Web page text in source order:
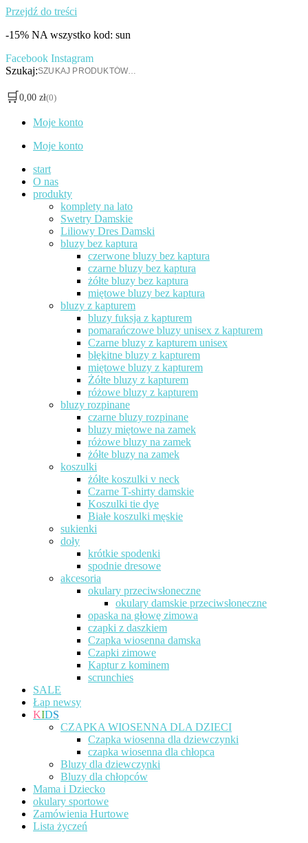
Przejdź do treści
-15% NA wszystko kod: sun
Facebook Instagram
Szukaj:
🛒 0,00 zł(0)
Moje konto
Moje konto
start
O nas
produkty
komplety na lato
Swetry Damskie
Liliowy Dres Damski
bluzy bez kaptura
czerwone bluzy bez kaptura
czarne bluzy bez kaptura
żółte bluzy bez kaptura
miętowe bluzy bez kaptura
bluzy z kapturem
bluzy fuksja z kapturem
pomarańczowe bluzy unisex z kapturem
Czarne bluzy z kapturem unisex
błękitne bluzy z kapturem
miętowe bluzy z kapturem
Żółte bluzy z kapturem
różowe bluzy z kapturem
bluzy rozpinane
czarne bluzy rozpinane
bluzy miętowe na zamek
różowe bluzy na zamek
żółte bluzy na zamek
koszulki
żółte koszulki v neck
Czarne T-shirty damskie
Koszulki tie dye
Białe koszulki męskie
sukienki
doły
krótkie spodenki
spodnie dresowe
akcesoria
okulary przeciwsłoneczne
okulary damskie przeciwsłoneczne
opaska na głowę zimowa
czapki z daszkiem
Czapka wiosenna damska
Czapki zimowe
Kaptur z kominem
scrunchies
SALE
Łap newsy
KIDS
CZAPKA WIOSENNA DLA DZIECI
Czapka wiosenna dla dziewczynki
czapka wiosenna dla chłopca
Bluzy dla dziewczynki
Bluzy dla chłopców
Mama i Dziecko
okulary sportowe
Zamówienia Hurtowe
Lista życzeń